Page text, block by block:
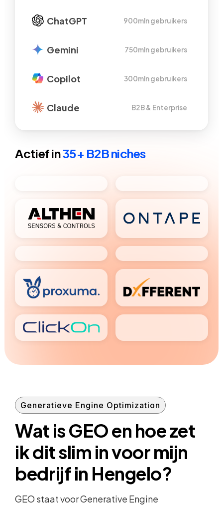
ChatGPT 900mln gebruikers
Gemini 750mln gebruikers
Copilot 300mln gebruikers
Claude B2B & Enterprise
Actief in35+ B2B niches
Generatieve Engine Optimization
Wat is GEO en hoe zet
ik dit slim in voor mijn
bedrijf in Hengelo?
GEO staat voor Generative Engine